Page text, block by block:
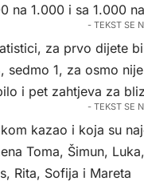
na 1.000 i sa 1.000
- TEKST SE
za prvo dijete
sedmo 1, za osmo
i pet zahtjeva za
- TEKST SE
kazao i koja su
Toma, Šimun,
Rita, Sofija i Mareta